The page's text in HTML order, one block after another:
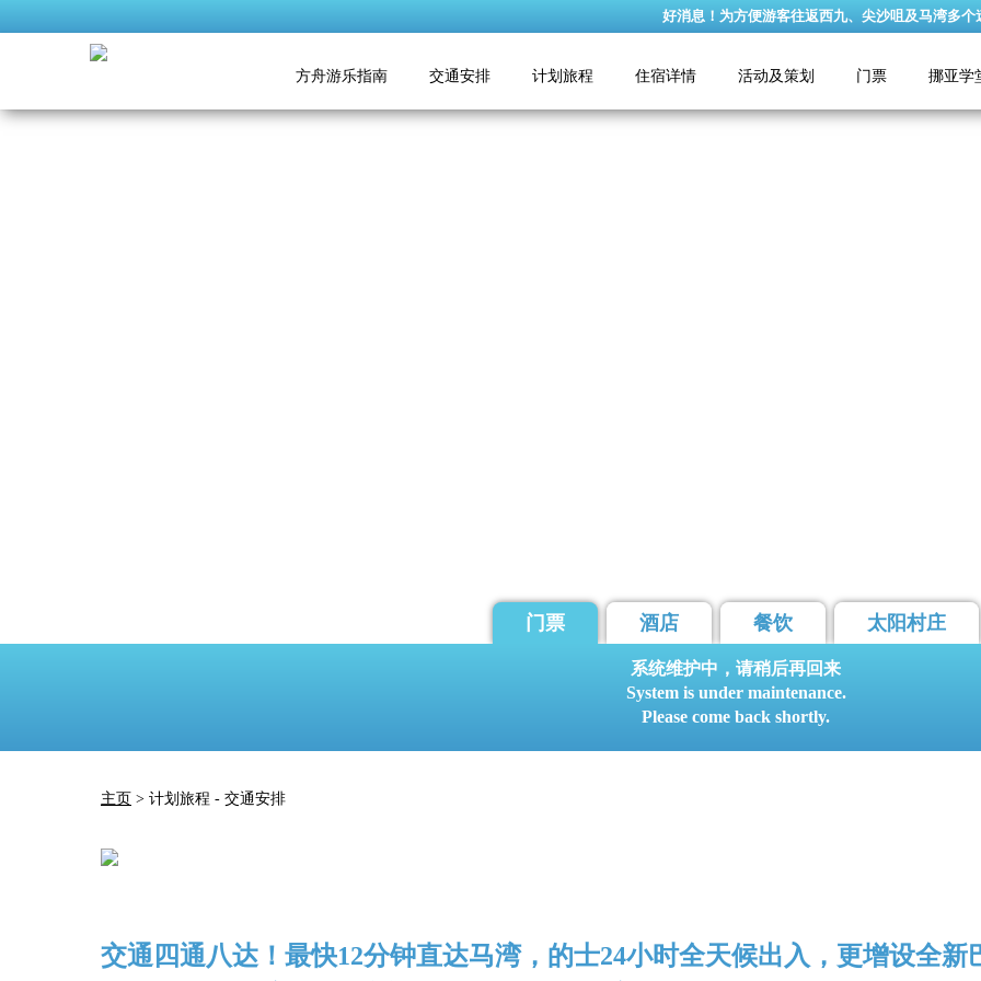
好消息！为方便游客往返西九、尖沙咀及马湾多个迷人景
方舟游乐指南 交通安排 计划旅程 住宿详情 活动及策划 门票 挪亚学
门票 酒店 餐饮 太阳村庄
系统维护中，请稍后再回来
System is under maintenance.
Please come back shortly.
主页 > 计划旅程 - 交通安排
交通四通八达！最快12分钟直达马湾，的士24小时全天候出入，更增设全新